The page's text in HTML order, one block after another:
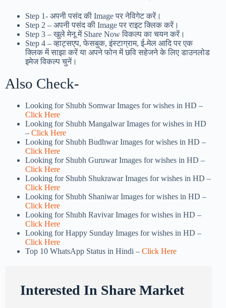
Step 1- अपनी पसंद की Image पर नेविगेट करें।
Step 2 – अपनी पसंद की Image पर राइट क्लिक करें।
Step 3 – खुले मेनू में Share Now विकल्प का चयन करें।
Step 4 – व्हाट्सएप, फेसबुक, इंस्टाग्राम, ई-मेल आदि पर एक
क्लिक में साझा करें या अपने फोन में छवि सहेजने के लिए डाउनलोड
इमेज विकल्प चुनें।
Also Check-
Looking for Shubh Somwar Images for wishes in HD –
Click Here
Looking for Shubh Mangalwar Images for wishes in HD
– Click Here
Looking for Shubh Budhwar Images for wishes in HD –
Click Here
Looking for Shubh Guruwar Images for wishes in HD –
Click Here
Looking for Shubh Shukrawar Images for wishes in HD –
Click Here
Looking for Shubh Shaniwar Images for wishes in HD –
Click Here
Looking for Shubh Ravivar Images for wishes in HD –
Click Here
Looking for Happy Sunday Images for wishes in HD –
Click Here
Top 10 WhatsApp Status in Hindi – Click Here
Interested In Share Market